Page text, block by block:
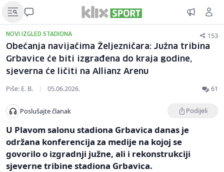
NOVI IZGLED STADIONA 153
Obećanja navijačima Željezničara: Južna tribina
Grbavice će biti izgrađena do kraja godine,
sjeverna će ličiti na Allianz Arenu
Piše: E. B. | 05.06.2026. 61
Poslušajte članak Podijeli
U Plavom salonu stadiona Grbavica danas je
održana konferencija za medije na kojoj se
govorilo o izgradnji južne, ali i rekonstrukciji
sjeverne tribine stadiona Grbavica.